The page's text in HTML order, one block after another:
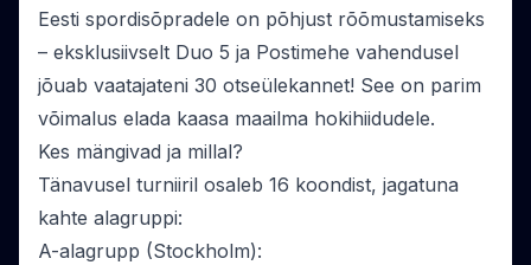
Eesti spordisõpradele on põhjust rõõmustamiseks
– eksklusiivselt Duo 5 ja Postimehe vahendusel
jõuab vaatajateni 30 otseülekannet! See on parim
võimalus elada kaasa maailma hokihiidudele.
Kes mängivad ja millal?
Tänavusel turniiril osaleb 16 koondist, jagatuna
kahte alagruppi:
A-alagrupp (Stockholm):